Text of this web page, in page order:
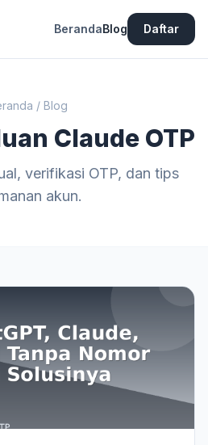
BerandaBlog Daftar
/ Blog
Claude OTP
verifikasi OTP, dan tips
akun.